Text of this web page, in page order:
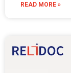
READ MORE »